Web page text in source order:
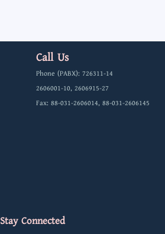
Call Us
Phone (PABX): 726311-14
2606001-10, 2606915-27
Fax: 88-031-2606014, 88-031-2606145
Stay Connected